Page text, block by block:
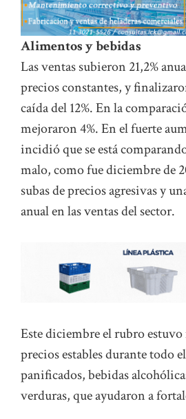
Alimentos y bebidas
Las ventas subieron 21,2%
precios constantes, y
caída del 12%. En la
mejoraron 4%. En el fuerte
incidió que se está
malo, como fue diciembre de
subas de precios agresivas y
anual en las ventas del sector.
Este diciembre el rubro
precios estables durante todo
panificados, bebidas
verduras, que ayudaron a